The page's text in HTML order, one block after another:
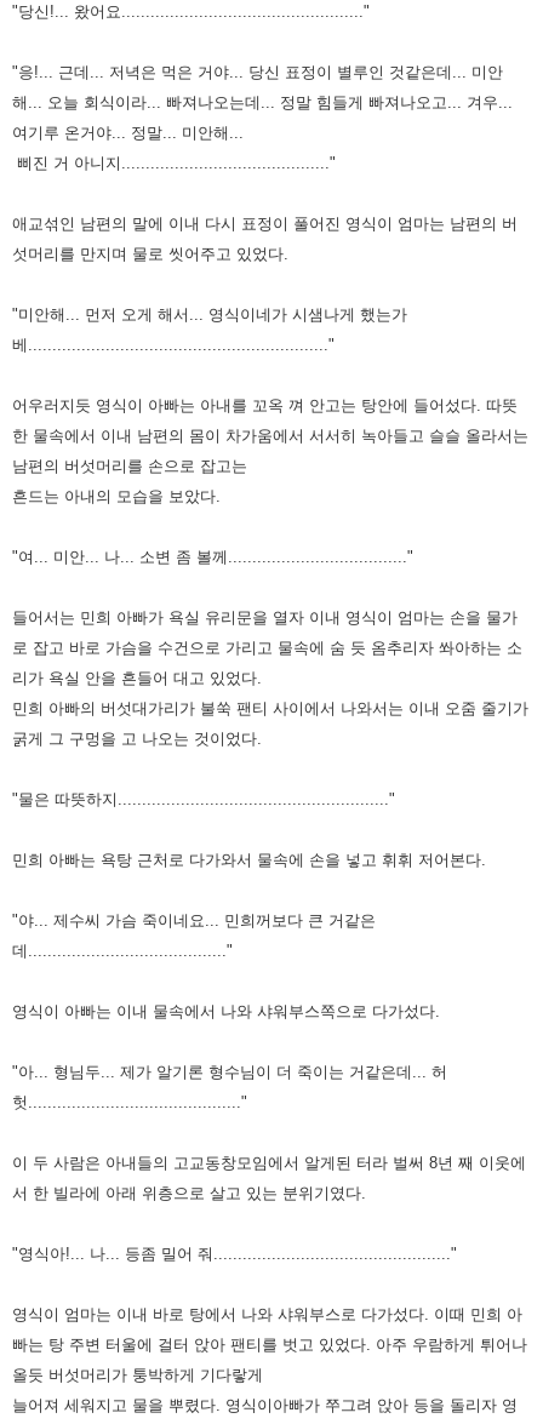
"당신!... 왔어요.................................................."
"응!... 근데... 저녁은 먹은 거야... 당신 표정이 별루인 것같은데... 미안
해... 오늘 회식이라... 빠져나오는데... 정말 힘들게 빠져나오고... 겨우...
여기루 온거야... 정말... 미안해...
삐진 거 아니지..........................................."
애교섞인 남편의 말에 이내 다시 표정이 풀어진 영식이 엄마는 남편의 버
섯머리를 만지며 물로 씻어주고 있었다.
"미안해... 먼저 오게 해서... 영식이네가 시샘나게 했는가
베.............................................................."
어우러지듯 영식이 아빠는 아내를 꼬옥 껴 안고는 탕안에 들어섰다. 따뜻
한 물속에서 이내 남편의 몸이 차가움에서 서서히 녹아들고 슬슬 올라서는
남편 의 버섯머리를 손으로 잡고는
흔드는 아내의 모습을 보았다.
"여... 미안... 나... 소변 좀 볼께....................................."
들어서는 민희 아빠가 욕실 유리문을 열자 이내 영식이 엄마는 손을 물가
로 잡고 바로 가슴을 수건으로 가리고 물속에 숨 듯 옴추리자 쏴아하는 소
리가 욕실 안을 흔들어 대고 있었다.
민희 아빠의 버섯대가리가 불쑥 팬티 사이에서 나와서는 이내 오줌 줄기가
굵게 그 구멍을 고 나오는 것이었다.
"물은 따뜻하지........................................................"
민희 아빠는 욕탕 근처로 다가와서 물속에 손을 넣고 휘휘 저어본다.
"야... 제수씨 가슴 죽이네요... 민희꺼보다 큰 거같은
데........................................."
영식이 아빠는 이내 물속에서 나와 샤워부스쪽으로 다가섰다.
"아... 형님두... 제가 알기론 형수님이 더 죽이는 거같은데... 허
헛............................................"
이 두 사람은 아내들의 고교동창모임에서 알게된 터라 벌써 8년 째 이웃에
서 한 빌 라에 아래 위층으로 살고 있는 분위기였다.
"영식아!... 나... 등좀 밀어 줘................................................."
영식이 엄마는 이내 바로 탕에서 나와 샤워부스로 다가섰다. 이때 민희 아
빠는 탕 주변 터울에 걸터 앉아 팬티를 벗고 있었다. 아주 우람하게 튀어나
올듯 버섯머리가 퉁박하게 기다랗게
늘어져 세워지고 물을 뿌렸다. 영식이아빠가 쭈그려 앉아 등을 돌리자 영